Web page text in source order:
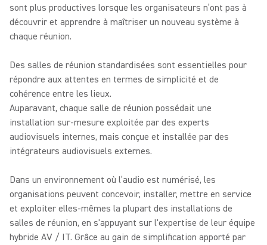
sont plus productives lorsque les organisateurs n’ont pas à
découvrir et apprendre à maîtriser un nouveau système à
chaque réunion.
Des salles de réunion standardisées sont essentielles pour
répondre aux attentes en termes de simplicité et de
cohérence entre les lieux.
Auparavant, chaque salle de réunion possédait une
installation sur-mesure exploitée par des experts
audiovisuels internes, mais conçue et installée par des
intégrateurs audiovisuels externes.
Dans un environnement où l’audio est numérisé, les
organisations peuvent concevoir, installer, mettre en service
et exploiter elles-mêmes la plupart des installations de
salles de réunion, en s'appuyant sur l'expertise de leur équipe
hybride AV / IT. Grâce au gain de simplification apporté par